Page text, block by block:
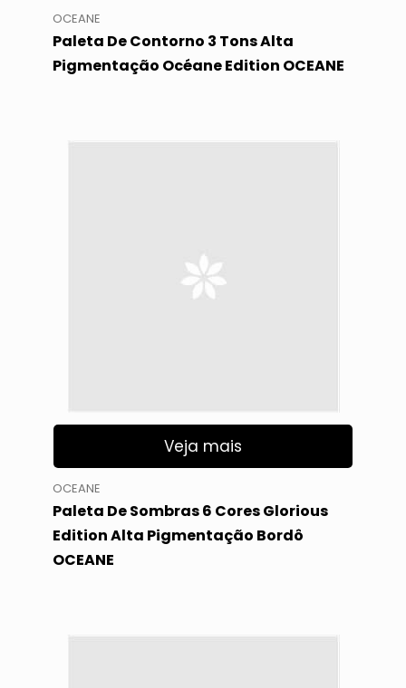
OCEANE
Paleta De Contorno 3 Tons Alta
Pigmentação Océane Edition OCEANE
Veja mais
OCEANE
Paleta De Sombras 6 Cores Glorious
Edition Alta Pigmentação Bordô
OCEANE